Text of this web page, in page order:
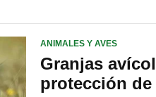
ANIMALES Y AVES
Granjas
protección